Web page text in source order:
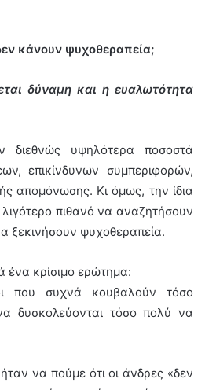
κάνουν ψυχοθεραπεία;
δύναμη και η ευαλωτότητα
διεθνώς υψηλότερα ποσοστά
επικίνδυνων συμπεριφορών,
απομόνωσης. Κι όμως, την ίδια
λιγότερο πιθανό να αναζητήσουν
ξεκινήσουν ψυχοθεραπεία.
ένα κρίσιμο ερώτημα:
που συχνά κουβαλούν τόσο
δυσκολεύονται τόσο πολύ να
να πούμε ότι οι άνδρες «δεν